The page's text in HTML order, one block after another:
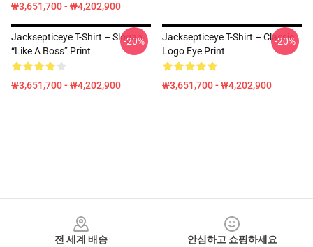
₩3,651,700 - ₩4,202,900
Jacksepticeye T-Shirt – Slogan
“Like A Boss” Print
₩3,651,700 - ₩4,202,900
-20%
Jacksepticeye T-Shirt – Classic
Logo Eye Print
₩3,651,700 - ₩4,202,900
-20%
전 세계 배송
안심하고 쇼핑하세요